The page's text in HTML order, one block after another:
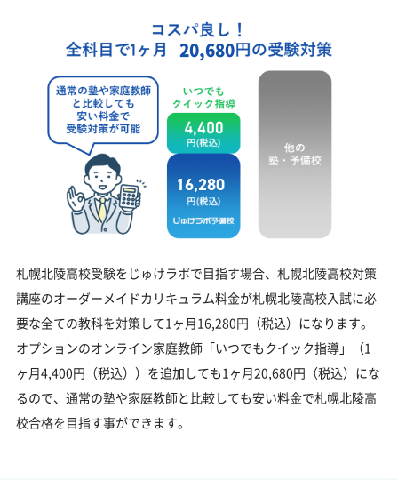
20,680
16,280
札幌北陵高校受験をじゅけラボで目指す場合、札幌北陵高校対策
講座のオーダーメイドカリキュラム料金が札幌北陵高校入試に必
要な全ての教科を対策して1ヶ月16,280円（税込）になります。
オプションのオンライン家庭教師「いつでもクイック指導」（1
ヶ月4,400円（税込））を追加しても1ヶ月20,680円（税込）にな
るので、通常の塾や家庭教師と比較しても安い料金で札幌北陵高
校合格を目指す事ができます。